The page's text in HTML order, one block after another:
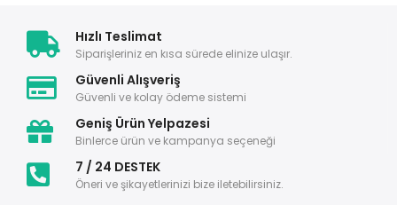
Hızlı Teslimat
Siparişleriniz en kısa sürede elinize ulaşır.
Güvenli Alışveriş
Güvenli ve kolay ödeme sistemi
Geniş Ürün Yelpazesi
Binlerce ürün ve kampanya seçeneği
7 / 24 DESTEK
Öneri ve şikayetlerinizi bize iletebilirsiniz.